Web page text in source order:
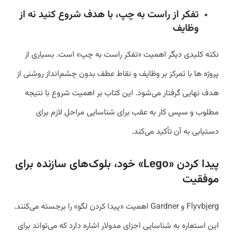
تفکر از راست به چپ، با هدف شروع کنید نه از
وظایف
نکته کلیدی دیگر اهمیت «تفکر راست به چپ» است. بسیاری از
پروژه ها با تمرکز بر وظایف و نقاط عطف بدون چشم‌انداز روشنی از
هدف نهایی گرفتار می‌شود. این کتاب بر اهمیت شروع با نتیجه
مطلوب و سپس کار به عقب برای شناسایی مراحل لازم برای
دستیابی به آن تأکید می‌کند.
پیدا کردن «Lego» خود، بلوک‌های سازنده برای
موفقیت
Flyvbjerg و Gardner اهمیت «پیدا کردن لگو» را برجسته می‌کنند.
این استعاره به شناسایی اجزای مدولار اشاره دارد که می‌تواند برای